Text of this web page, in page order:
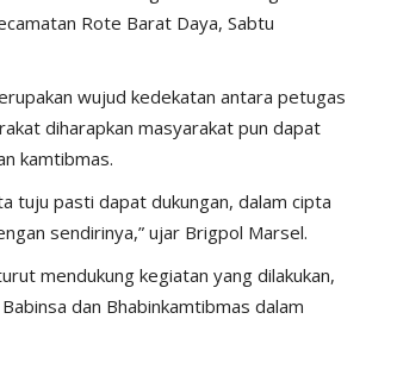
Rote Barat Daya, Sabtu
wujud kedekatan antara petugas
diharapkan masyarakat pun dapat
kamtibmas.
tuju pasti dapat dukungan, dalam cipta
sendirinya,” ujar Brigpol Marsel.
mendukung kegiatan yang dilakukan,
dan Bhabinkamtibmas dalam